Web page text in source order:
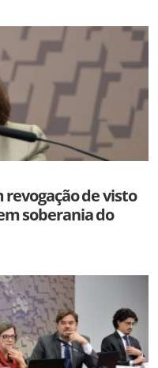
revogação de visto
soberania do